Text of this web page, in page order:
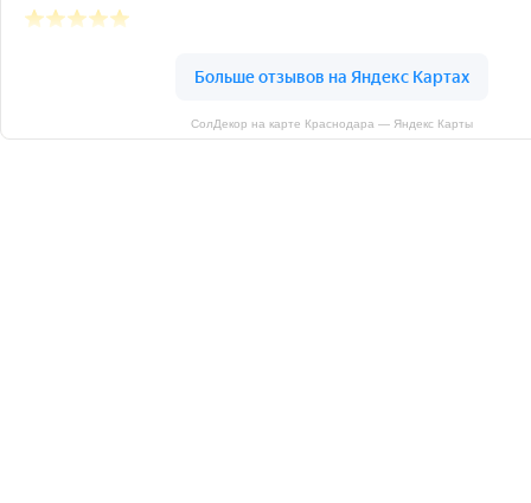
СолДекор на карте Краснодара — Яндекс Карты